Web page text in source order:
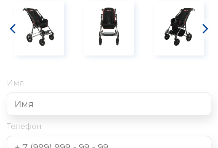
Имя
Телефон